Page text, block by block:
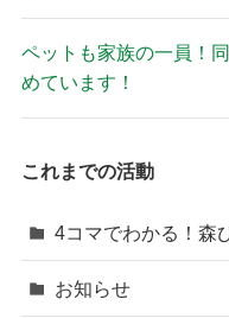
ペットも家族の一員！
めています！
これまでの活動
4コマでわかる！森
お知らせ